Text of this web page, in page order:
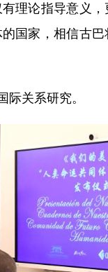
论指导意义，
国家，相信古
关系研究。